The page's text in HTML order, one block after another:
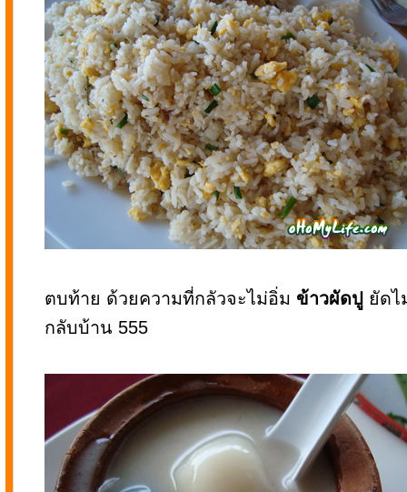
ตบท้าย ด้วยความที่กลัวจะไม่อิ่ม ข้าวผัดปู ยัดไ
กลับบ้าน 555